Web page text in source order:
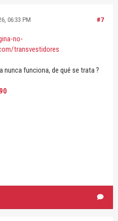
#7
06:33 PM
no-
transvestidores
nunca funciona, de qué se trata ?